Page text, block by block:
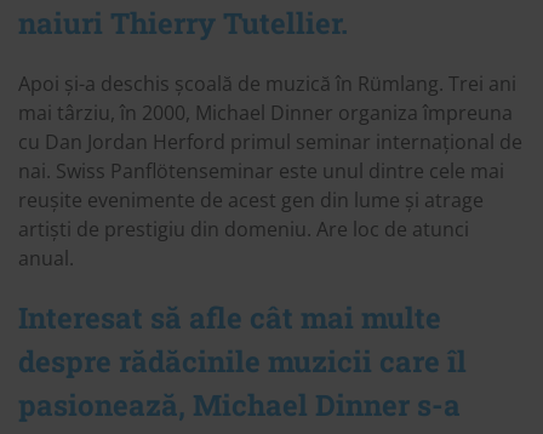
naiuri Thierry Tutellier.
Apoi și-a deschis școală de muzică în Rümlang. Trei ani
mai târziu, în 2000, Michael Dinner organiza împreuna
cu Dan Jordan Herford primul seminar internațional de
nai. Swiss Panflötenseminar este unul dintre cele mai
reușite evenimente de acest gen din lume și atrage
artiști de prestigiu din domeniu. Are loc de atunci
anual.
Interesat să afle cât mai multe
despre rădăcinile muzicii care îl
pasionează, Michael Dinner s-a